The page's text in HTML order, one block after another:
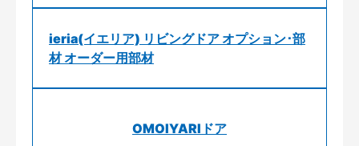
ieria(イエリア) リビングドア オプション･部
材 オーダー用部材
OMOIYARIドア